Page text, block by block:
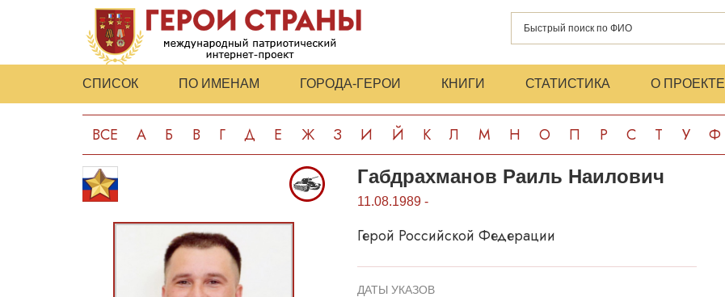
СПИСОК ПО ИМЕНАМ ГОРОДА-ГЕРОИ КНИГИ СТАТИСТИКА О ПРОЕКТЕ
ВСЕ А Б В Г Д Е Ж З И Й К Л М Н О П Р С Т У Ф
Габдрахманов Раиль Наилович
11.08.1989 -
Герой Российской Федерации
ДАТЫ УКАЗОВ